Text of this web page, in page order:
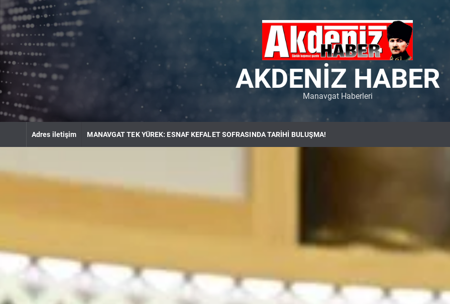
k
t
c
o
n
e
AKDENIZ HABER
Manavgat Haberleri
Adres iletişim MANAVGAT TEK YÜREK: ESNAF KEFALET SOFRASINDA TARİHİ BULUŞMA!